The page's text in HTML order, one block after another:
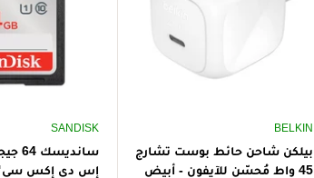
BELKIN
بيلكن شاحن حائط بوست تشارج
45 واط مُحسّن للآيفون - أبيض
SANDISK
إس دي إكس